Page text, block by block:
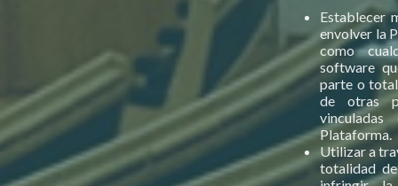
Establecer
envolver la
como
software
parte o
de otras
Plataforma.
Utilizar a
totalidad